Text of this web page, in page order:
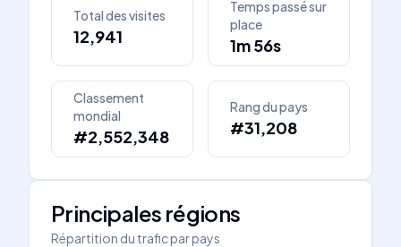
Total des visites
12,941
Temps passé sur
place
1m 56s
Classement
mondial
#2,552,348
Rang du pays
#31,208
Principales régions
Répartition du trafic par pays